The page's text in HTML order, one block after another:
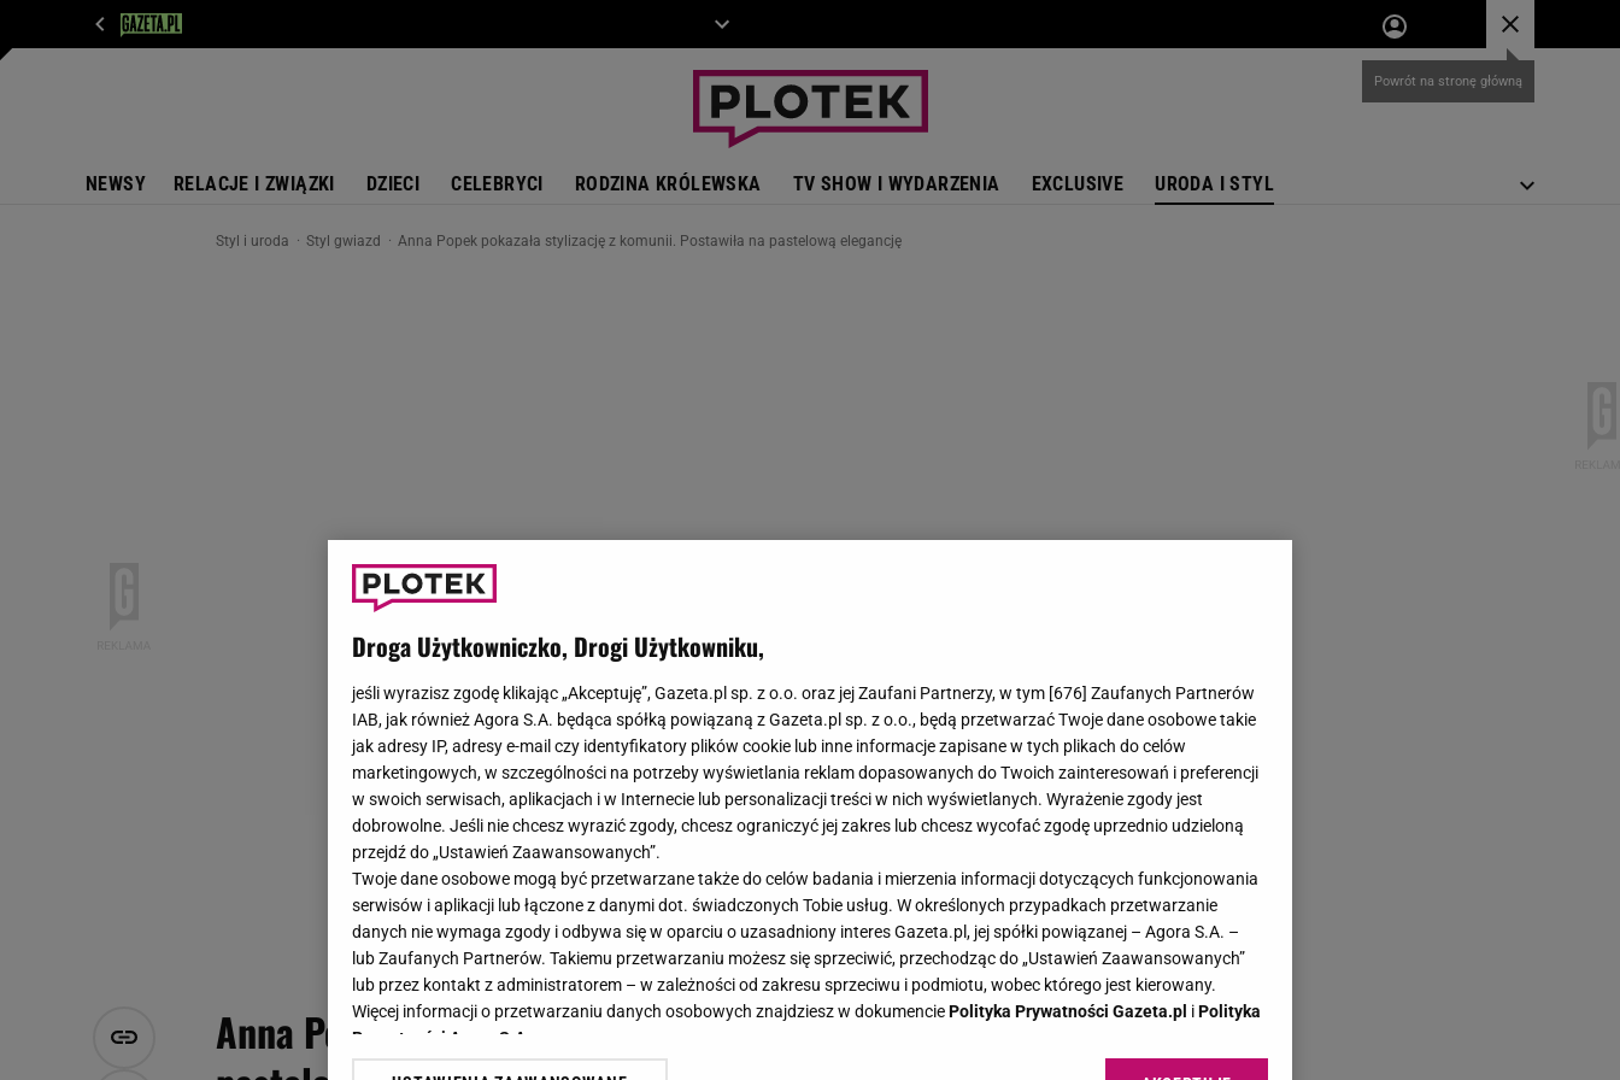
NEWSY RELACJE I ZWIĄZKI DZIECI CELEBRYCI RODZINA KRÓLEWSKA TV SHOW I WYDARZENIA EXCLUSIVE URODA I STYL
Styl i uroda Styl gwiazd Anna Popek pokazała stylizację z komunii. Postawiła na pastelową elegancję
Anna Popek pokazała stylizację z komunii. Postawiła na
Droga Użytkowniczko, Drogi Użytkowniku,
jeśli wyrazisz zgodę klikając „Akceptuję”, Gazeta.pl sp. z o.o. oraz jej Zaufani Partnerzy, w tym [676] Zaufanych Partnerów
IAB, jak również Agora S.A. będąca spółką powiązaną z Gazeta.pl sp. z o.o., będą przetwarzać Twoje dane osobowe takie
jak adresy IP, adresy e-mail czy identyfikatory plików cookie lub inne informacje zapisane w tych plikach do celów
marketingowych, w szczególności na potrzeby wyświetlania reklam dopasowanych do Twoich zainteresowań i preferencji
w swoich serwisach, aplikacjach i w Internecie lub personalizacji treści w nich wyświetlanych. Wyrażenie zgody jest
dobrowolne. Jeśli nie chcesz wyrazić zgody, chcesz ograniczyć jej zakres lub chcesz wycofać zgodę uprzednio udzieloną
przejdź do „Ustawień Zaawansowanych”.
Twoje dane osobowe mogą być przetwarzane także do celów badania i mierzenia informacji dotyczących funkcjonowania
serwisów i aplikacji lub łączone z danymi dot. świadczonych Tobie usług. W określonych przypadkach przetwarzanie
danych nie wymaga zgody i odbywa się w oparciu o uzasadniony interes Gazeta.pl, jej spółki powiązanej – Agora S.A. –
lub Zaufanych Partnerów. Takiemu przetwarzaniu możesz się sprzeciwić, przechodząc do „Ustawień Zaawansowanych”
lub przez kontakt z administratorem – w zależności od zakresu sprzeciwu i podmiotu, wobec którego jest kierowany.
Więcej informacji o przetwarzaniu danych osobowych znajdziesz w dokumenciePolityka Prywatności Gazeta.pl iPolityka
Prywatności Agora S.A.